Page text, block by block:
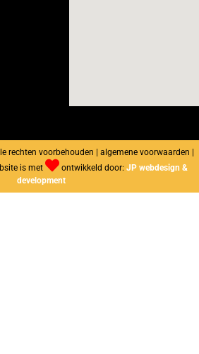
rechten voorbehouden | algemene voorwaarden |
is met
ontwikkeld door: JP webdesign &
development